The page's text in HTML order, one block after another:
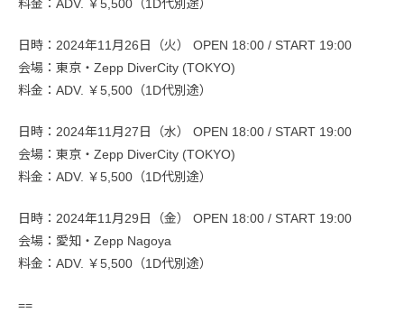
料金：ADV. ￥5,500（1D代別途）
日時：2024年11月26日（火） OPEN 18:00 / START 19:00
会場：東京・Zepp DiverCity (TOKYO)
料金：ADV. ￥5,500（1D代別途）
日時：2024年11月27日（水） OPEN 18:00 / START 19:00
会場：東京・Zepp DiverCity (TOKYO)
料金：ADV. ￥5,500（1D代別途）
日時：2024年11月29日（金） OPEN 18:00 / START 19:00
会場：愛知・Zepp Nagoya
料金：ADV. ￥5,500（1D代別途）
==